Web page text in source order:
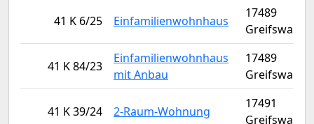
41 K 6/25 Einfamilienwohnhaus
17489
Greifswald
41 K 84/23
Einfamilienwohnhaus
mit Anbau
17489
Greifswald
41 K 39/24 2-Raum-Wohnung
17491
Greifswald